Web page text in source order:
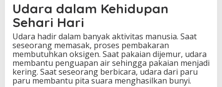
Udara dalam Kehidupan
Sehari Hari
Udara hadir dalam banyak aktivitas manusia. Saat
seseorang memasak, proses pembakaran
membutuhkan oksigen. Saat pakaian dijemur, udara
membantu penguapan air sehingga pakaian menjadi
kering. Saat seseorang berbicara, udara dari paru
paru membantu pita suara menghasilkan bunyi.